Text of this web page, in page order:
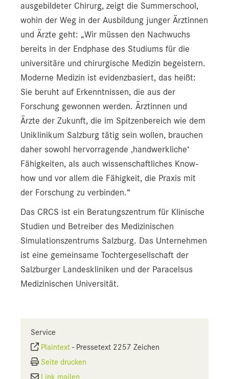
ausgebildeter Chirurg, zeigt die Summerschool,
wohin der Weg in der Ausbildung junger Ärztinnen
und Ärzte geht: „Wir müssen den Nachwuchs
bereits in der Endphase des Studiums für die
universitäre und chirurgische Medizin begeistern.
Moderne Medizin ist evidenzbasiert, das heißt:
Sie beruht auf Erkenntnissen, die aus der
Forschung gewonnen werden. Ärztinnen und
Ärzte der Zukunft, die im Spitzenbereich wie dem
Uniklinikum Salzburg tätig sein wollen, brauchen
daher sowohl hervorragende ‚handwerkliche‘
Fähigkeiten, als auch wissenschaftliches Know-
how und vor allem die Fähigkeit, die Praxis mit
der Forschung zu verbinden.“
Das CRCS ist ein Beratungszentrum für Klinische
Studien und Betreiber des Medizinischen
Simulationszentrums Salzburg. Das Unternehmen
ist eine gemeinsame Tochtergesellschaft der
Salzburger Landeskliniken und der Paracelsus
Medizinischen Universität.
Service
Plaintext - Pressetext 2257 Zeichen
Seite drucken
Link mailen